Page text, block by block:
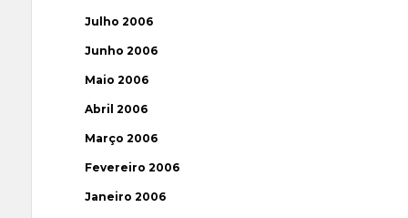
Julho 2006
Junho 2006
Maio 2006
Abril 2006
Março 2006
Fevereiro 2006
Janeiro 2006